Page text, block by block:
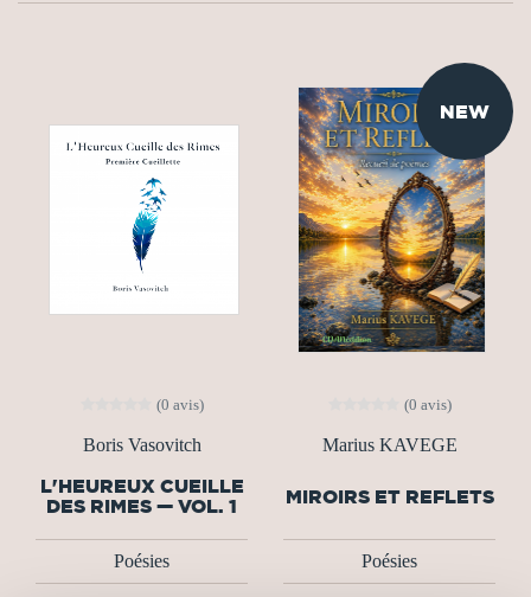
(0 avis)
Boris Vasovitch
L'HEUREUX CUEILLE
DES RIMES — VOL. 1
Poésies
NEW
(0 avis)
Marius KAVEGE
MIROIRS ET REFLETS
Poésies